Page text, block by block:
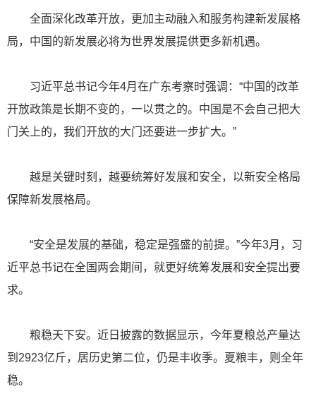
全面深化改革开放，更加主动融入和服务构建新发展格
局，中国的新发展必将为世界发展提供更多新机遇。
习近平总书记今年4月在广东考察时强调：“中国的改革
开放政策是长期不变的，一以贯之的。中国是不会自己把大
门关上的，我们开放的大门还要进一步扩大。”
越是关键时刻，越要统筹好发展和安全，以新安全格局
保障新发展格局。
“安全是发展的基础，稳定是强盛的前提。”今年3月，习
近平总书记在全国两会期间，就更好统筹发展和安全提出要
求。
粮稳天下安。近日披露的数据显示，今年夏粮总产量达
到2923亿斤，居历史第二位，仍是丰收季。夏粮丰，则全年
稳。